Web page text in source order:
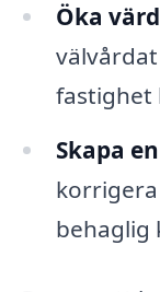
Öka
fastighet
Skapa
behaglig